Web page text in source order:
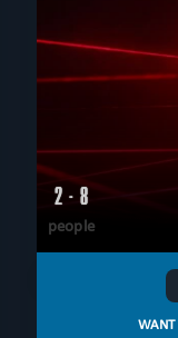
2 - 8
people
WANT